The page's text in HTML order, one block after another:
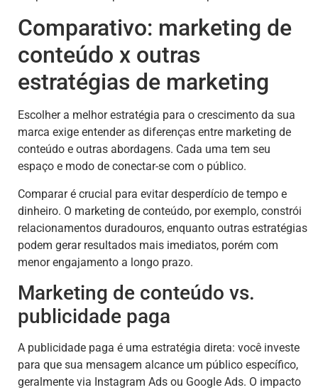
Comparativo: marketing de
conteúdo x outras
estratégias de marketing
Escolher a melhor estratégia para o crescimento da sua
marca exige entender as diferenças entre marketing de
conteúdo e outras abordagens. Cada uma tem seu
espaço e modo de conectar-se com o público.
Comparar é crucial para evitar desperdício de tempo e
dinheiro. O marketing de conteúdo, por exemplo, constrói
relacionamentos duradouros, enquanto outras estratégias
podem gerar resultados mais imediatos, porém com
menor engajamento a longo prazo.
Marketing de conteúdo vs.
publicidade paga
A publicidade paga é uma estratégia direta: você investe
para que sua mensagem alcance um público específico,
geralmente via Instagram Ads ou Google Ads. O impacto